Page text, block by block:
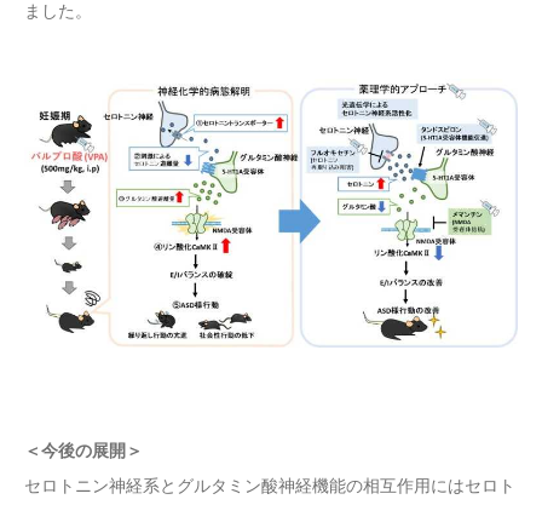
ました。
＜今後の展開＞
セロトニン神経系とグルタミン酸神経機能の相互作用にはセロト